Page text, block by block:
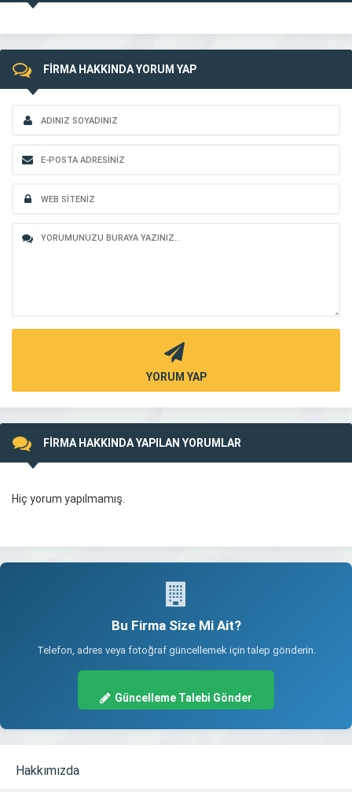
FİRMA HAKKINDA YORUM YAP
YORUM YAP
FİRMA HAKKINDA YAPILAN YORUMLAR
Hiç yorum yapılmamış.
Bu Firma Size Mi Ait?
Telefon, adres veya fotoğraf güncellemek için talep gönderin.
Güncelleme Talebi Gönder
Hakkımızda